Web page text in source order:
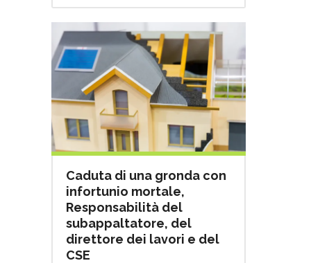
Caduta di una gronda con
infortunio mortale,
Responsabilità del
subappaltatore, del
direttore dei lavori e del
CSE